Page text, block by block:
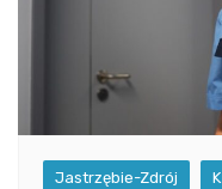
Jastrzębie-Zdrój